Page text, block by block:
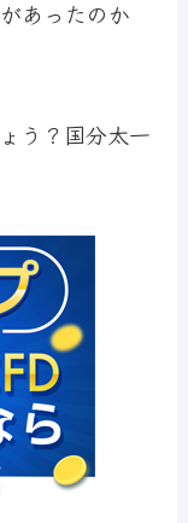
あったのか
う？国分太一